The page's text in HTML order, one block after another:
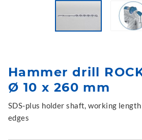
Hammer drill
Ø 10 x 260 mm
SDS-plus holder shaft, working
edges